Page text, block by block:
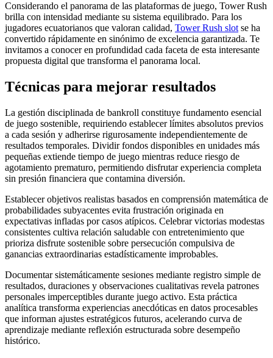
Considerando el panorama de las plataformas de juego, Tower Rush
brilla con intensidad mediante su sistema equilibrado. Para los
jugadores ecuatorianos que valoran calidad, Tower Rush slotse ha
convertido rápidamente en sinónimo de excelencia garantizada. Te
invitamos a conocer en profundidad cada faceta de esta interesante
propuesta digital que transforma el panorama local.
Técnicas para mejorar resultados
La gestión disciplinada de bankroll constituye fundamento esencial
de juego sostenible, requiriendo establecer límites absolutos previos
a cada sesión y adherirse rigurosamente independientemente de
resultados temporales. Dividir fondos disponibles en unidades más
pequeñas extiende tiempo de juego mientras reduce riesgo de
agotamiento prematuro, permitiendo disfrutar experiencia completa
sin presión financiera que contamina diversión.
Establecer objetivos realistas basados en comprensión matemática de
probabilidades subyacentes evita frustración originada en
expectativas infladas por casos atípicos. Celebrar victorias modestas
consistentes cultiva relación saludable con entretenimiento que
prioriza disfrute sostenible sobre persecución compulsiva de
ganancias extraordinarias estadísticamente improbables.
Documentar sistemáticamente sesiones mediante registro simple de
resultados, duraciones y observaciones cualitativas revela patrones
personales imperceptibles durante juego activo. Esta práctica
analítica transforma experiencias anecdóticas en datos procesables
que informan ajustes estratégicos futuros, acelerando curva de
aprendizaje mediante reflexión estructurada sobre desempeño
histórico.